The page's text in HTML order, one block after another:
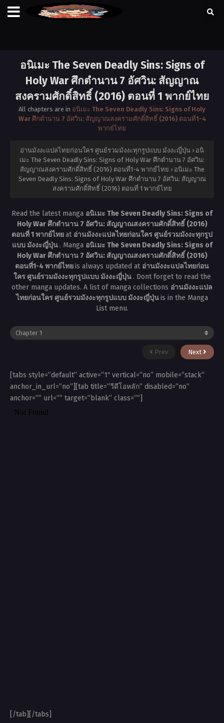
อนิเมะ The Seven Deadly Sins: Signs of
Holy War ศึกตำนาน 7 อัศวิน: สัญญาณ
สงครามศักดิ์สิทธิ์ (2016) ตอนที่ 1 พากย์ไทย
All chapters are in อนิเมะ The Seven Deadly Sins: Signs of Holy
War ศึกตำนาน 7 อัศวิน: สัญญาณสงครามศักดิ์สิทธิ์ (2016) ตอนที่1-4
พากย์ไทย
อ่านมังงะแปลไทยก่อนใคร ศูนย์รวมมังงะทุกรูปแบบ มังงะญี่ปุ่น › อนิ
เมะ The Seven Deadly Sins: Signs of Holy War ศึกตำนาน 7 อัศวิน:
สัญญาณสงครามศักดิ์สิทธิ์ (2016) ตอนที่1-4 พากย์ไทย › อนิเมะ The
Seven Deadly Sins: Signs of Holy War ศึกตำนาน 7 อัศวิน: สัญญาณ
สงครามศักดิ์สิทธิ์ (2016) ตอนที่ 1 พากย์ไทย
Read the latest manga อนิเมะ The Seven Deadly Sins: Signs of
Holy War ศึกตำนาน 7 อัศวิน: สัญญาณสงครามศักดิ์สิทธิ์ (2016)
ตอนที่ 1 พากย์ไทยat อ่านมังงะแปลไทยก่อนใคร ศูนย์รวมมังงะทุกรูป
แบบ มังงะญี่ปุ่น . Manga อนิเมะ The Seven Deadly Sins: Signs of
Holy War ศึกตำนาน 7 อัศวิน: สัญญาณสงครามศักดิ์สิทธิ์ (2016)
ตอนที่1-4 พากย์ไทยis always updated at อ่านมังงะแปลไทยก่อน
ใคร ศูนย์รวมมังงะทุกรูปแบบ มังงะญี่ปุ่น . Dont forget to read the
other manga updates. A list of manga collections อ่านมังงะแปล
ไทยก่อนใคร ศูนย์รวมมังงะทุกรูปแบบ มังงะญี่ปุ่นis in the Manga
List menu.
Prev Next
[tabs style=”default” active=”1″ vertical=”no” mobile=”stack”
anchor_in_url=”no”][tab title=”วีดีโอหลัก” disabled=”no”
anchor=”” url=”” target=”blank” class=””]
[/tab][/tabs]